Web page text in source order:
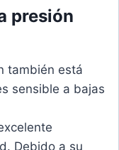
presión
también está
sensible a bajas
Debido a su